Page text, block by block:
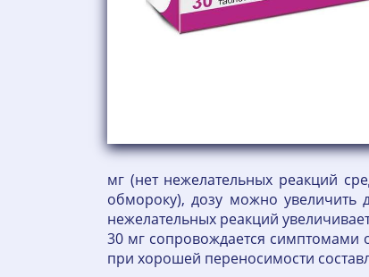
мг (нет нежелательных реакций
обмороку), дозу можно увеличить
нежелательных реакций
30 мг сопровождается симптомами
при хорошей переносимости